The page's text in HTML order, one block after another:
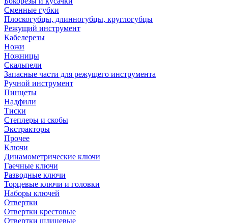
Сменные губки
Плоскогубцы, длинногубцы, круглогубцы
Режущий инструмент
Кабелерезы
Ножи
Ножницы
Скальпели
Запасные части для режущего инструмента
Ручной инструмент
Пинцеты
Надфили
Тиски
Степлеры и скобы
Экстракторы
Прочее
Ключи
Динамометрические ключи
Гаечные ключи
Разводные ключи
Торцевые ключи и головки
Наборы ключей
Отвертки
Отвертки крестовые
Отвертки шлицевые